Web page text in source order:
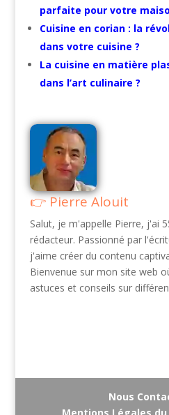
parfaite pour votre
Cuisine en corian : la
dans votre cuisine ?
La cuisine en matière
dans l’art culinaire ?
Pierre Alouit
Salut, je m'appelle Pierre, j'ai
rédacteur. Passionné par
j'aime créer du contenu
Bienvenue sur mon site web
astuces et conseils sur
Nous